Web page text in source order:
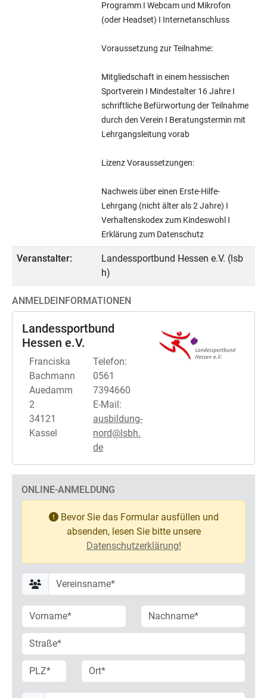
Programm I Webcam und Mikrofon
(oder Headset) I Internetanschluss
Voraussetzung zur Teilnahme:
Mitgliedschaft in einem hessischen
Sportverein I Mindestalter 16 Jahre I
schriftliche Befürwortung der Teilnahme
durch den Verein I Beratungstermin mit
Lehrgangsleitung vorab
Lizenz Voraussetzungen:
Nachweis über einen Erste-Hilfe-
Lehrgang (nicht älter als 2 Jahre) I
Verhaltenskodex zum Kindeswohl I
Erklärung zum Datenschutz
Veranstalter:
Landessportbund Hessen e.V. (lsb
h)
ANMELDEINFORMATIONEN
Landessportbund
Hessen e.V.
Franciska
Bachmann
Auedamm
2
34121
Kassel
Telefon:
0561
7394660
E-Mail:
ausbildung-
nord@lsbh.
de
ONLINE-ANMELDUNG
Bevor Sie das Formular ausfüllen und
absenden, lesen Sie bitte unsere
Datenschutzerklärung!